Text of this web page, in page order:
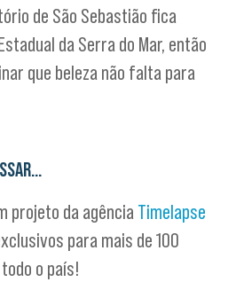
de São Sebastião fica
da Serra do Mar, então
que beleza não falta para
projeto da agência Timelapse
para mais de 100
o país!